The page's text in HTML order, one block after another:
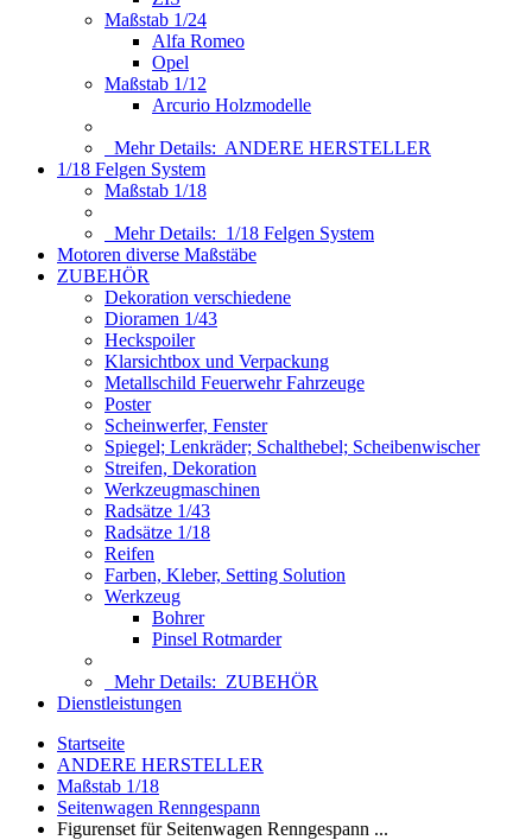
Maßstab 1/24
Alfa Romeo
Opel
Maßstab 1/12
Arcurio Holzmodelle
Mehr Details: ANDERE HERSTELLER
1/18 Felgen System
Maßstab 1/18
Mehr Details: 1/18 Felgen System
Motoren diverse Maßstäbe
ZUBEHÖR
Dekoration verschiedene
Dioramen 1/43
Heckspoiler
Klarsichtbox und Verpackung
Metallschild Feuerwehr Fahrzeuge
Poster
Scheinwerfer, Fenster
Spiegel; Lenkräder; Schalthebel; Scheibenwischer
Streifen, Dekoration
Werkzeugmaschinen
Radsätze 1/43
Radsätze 1/18
Reifen
Farben, Kleber, Setting Solution
Werkzeug
Bohrer
Pinsel Rotmarder
Mehr Details: ZUBEHÖR
Dienstleistungen
Startseite
ANDERE HERSTELLER
Maßstab 1/18
Seitenwagen Renngespann
Figurenset für Seitenwagen Renngespann ...